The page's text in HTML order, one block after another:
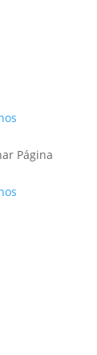
Página